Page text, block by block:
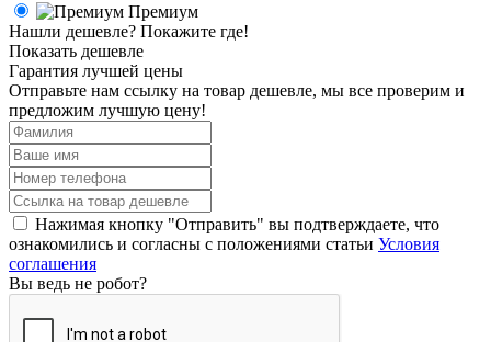
Премиум
Нашли дешевле? Покажите где!
Показать дешевле
Гарантия лучшей цены
Отправьте нам ссылку на товар дешевле, мы все проверим и
предложим лучшую цену!
Нажимая кнопку "Отправить" вы подтверждаете, что
ознакомились и согласны с положениями статьи Условия
соглашения
Вы ведь не робот?